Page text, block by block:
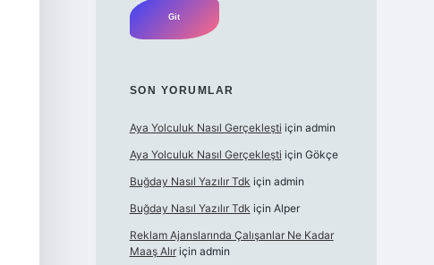
SON YORUMLAR
Aya Yolculuk Nasıl Gerçekleşti için admin
Aya Yolculuk Nasıl Gerçekleşti için Gökçe
Buğday Nasıl Yazılır Tdk için admin
Buğday Nasıl Yazılır Tdk için Alper
Reklam Ajanslarında Çalışanlar Ne Kadar
Maaş Alıriçin admin